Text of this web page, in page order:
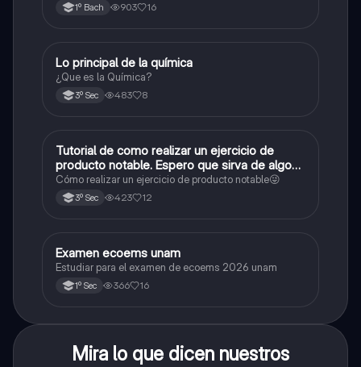
1º Bach 903 16
Química
Lo principal de la química
¿Que es la Química?
3º Sec 483 8
Matemáticas
Tutorial de como realizar un ejercicio de
producto notable. Espero que sirva de algo💕
😜
Cómo realizar un ejercicio de producto notable😜
3º Sec 423 12
Español
Examen ecoems unam
Estudiar para el examen de ecoems 2026 unam
1º Sec 366 16
Mira lo que dicen nuestros